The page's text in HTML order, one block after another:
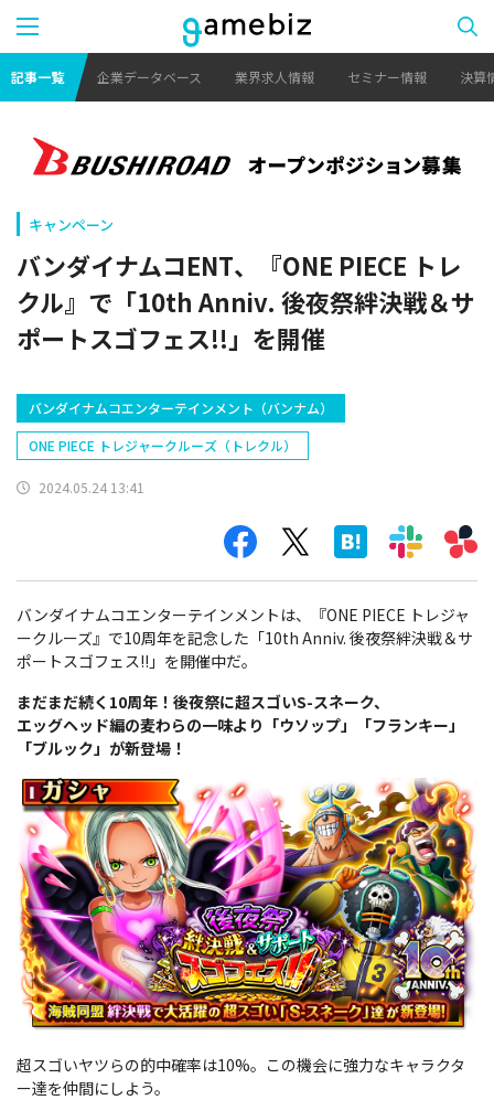
記事一覧 企業データベース 業界求人情報 セミナー情報 決算
キャンペーン
バンダイナムコENT、『ONE PIECE トレ
クル』で「10th Anniv. 後夜祭絆決戦＆サ
ポートスゴフェス!!」を開催
バンダイナムコエンターテインメント（バンナム）
ONE PIECE トレジャークルーズ（トレクル）
2024.05.24 13:41
バンダイナムコエンターテインメントは、『ONE PIECE トレジャ
ークルーズ』で10周年を記念した「10th Anniv. 後夜祭絆決戦＆サ
ポートスゴフェス!!」を開催中だ。
まだまだ続く10周年！後夜祭に超スゴいS-スネーク、
エッグヘッド編の麦わらの一味より「ウソップ」「フランキー」
「ブルック」が新登場！
超スゴいヤツらの的中確率は10%。この機会に強力なキャラクタ
ー達を仲間にしよう。